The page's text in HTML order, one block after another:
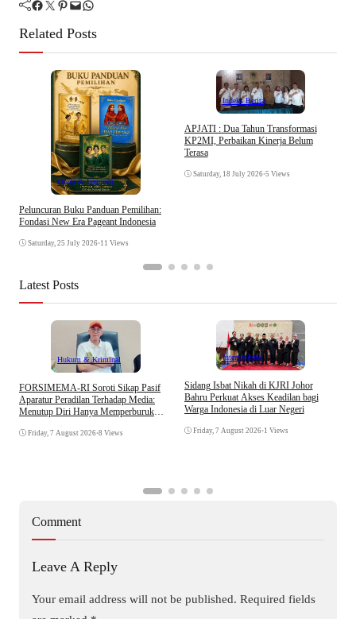
Facebook Twitter Pinterest Mail WhatsApp
Related Posts
Opini & Inspirasi
Peluncuran Buku Panduan Pemilihan:
Fondasi New Era Pageant Indonesia
Saturday, 25 July 2026•11 Views
Indeks Berita
APJATI : Dua Tahun Transformasi
KP2MI, Perbaikan Kinerja Belum
Terasa
Saturday, 18 July 2026•5 Views
Latest Posts
Hukum & Kriminal
​FORSIMEMA-RI Soroti Sikap Pasif
Aparatur Peradilan Terhadap Media:
Menutup Diri Hanya Memperburuk
Friday, 7 August 2026•8 Views
Internasional
Sidang Isbat Nikah di KJRI Johor
Bahru Perkuat Akses Keadilan bagi
Warga Indonesia di Luar Negeri
Friday, 7 August 2026•1 Views
Comment
Leave A Reply
Your email address will not be published. Required fields